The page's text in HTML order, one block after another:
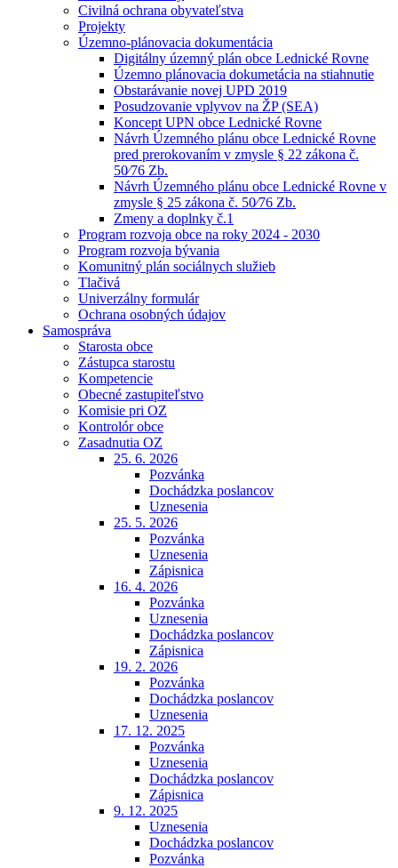
Civilná ochrana obyvateľstva
Projekty
Územno-plánovacia dokumentácia
Digitálny územný plán obce Lednické Rovne
Územno plánovacia dokumetácia na stiahnutie
Obstarávanie novej UPD 2019
Posudzovanie vplyvov na ŽP (SEA)
Koncept UPN obce Lednické Rovne
Návrh Územného plánu obce Lednické Rovne
pred prerokovaním v zmysle § 22 zákona č.
50⁄76 Zb.
Návrh Územného plánu obce Lednické Rovne v
zmysle § 25 zákona č. 50⁄76 Zb.
Zmeny a doplnky č.1
Program rozvoja obce na roky 2024 - 2030
Program rozvoja bývania
Komunitný plán sociálnych služieb
Tlačivá
Univerzálny formulár
Ochrana osobných údajov
Samospráva
Starosta obce
Zástupca starostu
Kompetencie
Obecné zastupiteľstvo
Komisie pri OZ
Kontrolór obce
Zasadnutia OZ
25. 6. 2026
Pozvánka
Dochádzka poslancov
Uznesenia
25. 5. 2026
Pozvánka
Uznesenia
Zápisnica
16. 4. 2026
Pozvánka
Uznesenia
Dochádzka poslancov
Zápisnica
19. 2. 2026
Pozvánka
Dochádzka poslancov
Uznesenia
17. 12. 2025
Pozvánka
Uznesenia
Dochádzka poslancov
Zápisnica
9. 12. 2025
Uznesenia
Dochádzka poslancov
Pozvánka